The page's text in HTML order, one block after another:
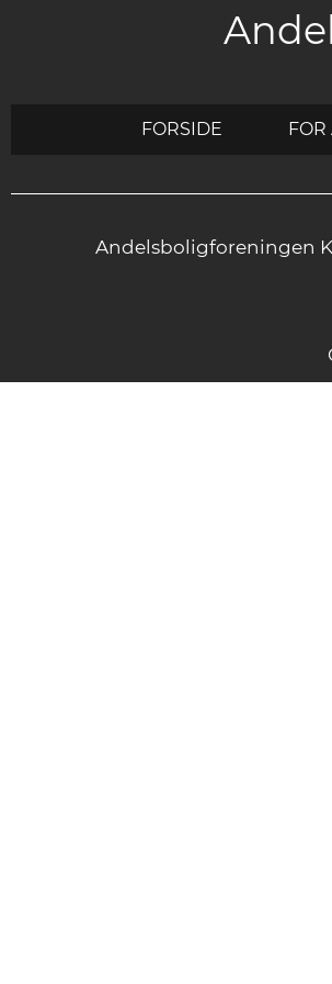
FORSIDE FOR
Andelsboligforeningen